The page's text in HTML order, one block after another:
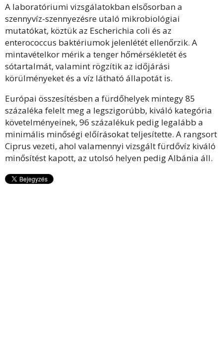
A laboratóriumi vizsgálatokban elsősorban a
szennyvíz-szennyezésre utaló mikrobiológiai
mutatókat, köztük az Escherichia coli és az
enterococcus baktériumok jelenlétét ellenőrzik. A
mintavételkor mérik a tenger hőmérsékletét és
sótartalmát, valamint rögzítik az időjárási
körülményeket és a víz látható állapotát is.
Európai összesítésben a fürdőhelyek mintegy 85
százaléka felelt meg a legszigorúbb, kiváló kategória
követelményeinek, 96 százalékuk pedig legalább a
minimális minőségi előírásokat teljesítette. A rangsort
Ciprus vezeti, ahol valamennyi vizsgált fürdővíz kiváló
minősítést kapott, az utolsó helyen pedig Albánia áll.